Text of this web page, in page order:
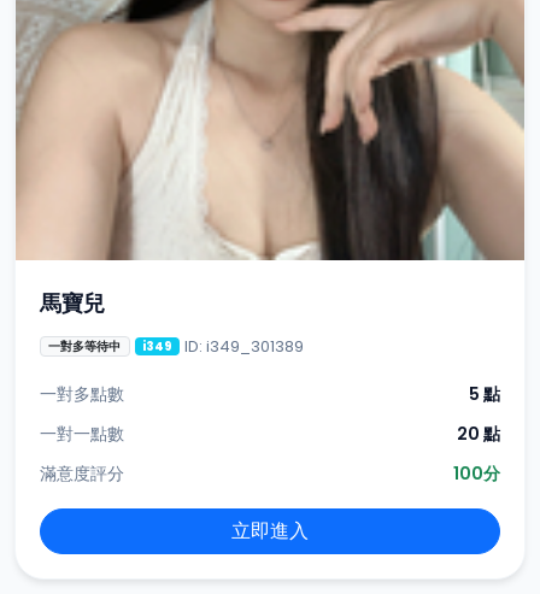
馬寶兒
一對多等待中 i349 ID: i349_301389
一對多點數
5 點
一對一點數
20 點
滿意度評分
100分
立即進入